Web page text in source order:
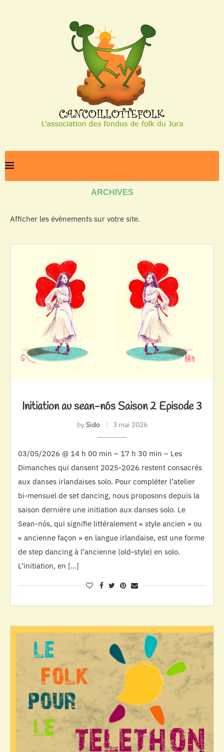
ARCHIVES
Afficher les évènements sur votre site.
Initiation au sean-nós Saison 2 Episode 3
bySido 3 mai 2026
03/05/2026 @ 14 h 00 min – 17 h 30 min – Les
Dimanches qui dansent 2025-2026 restent consacrés
aux danses irlandaises solo. Pour compléter l’atelier
bi-mensuel de set dancing, nous proposons depuis la
saison dernière une initiation aux danses solo. Le
Sean-nós, qui signifie littéralement « style ancien » ou
« ancienne façon » en langue irlandaise, est une forme
de step dancing à l’ancienne (old-style) en solo.
L’initiation, en […]